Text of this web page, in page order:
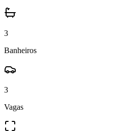
3
Banheiros
3
Vagas